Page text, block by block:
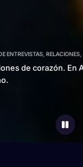
ENTREVISTAS,
de corazón. En